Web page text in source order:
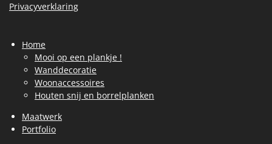
Privacyverklaring
Home
Mooi op een plankje !
Wanddecoratie
Woonaccessoires
Houten snij en borrelplanken
Maatwerk
Portfolio